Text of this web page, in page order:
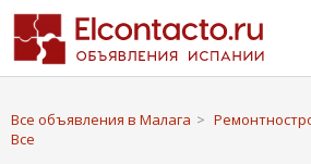
Все объявления в Малага >
Все